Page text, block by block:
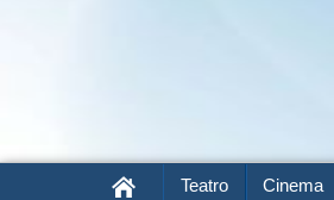
Teatro Cinema